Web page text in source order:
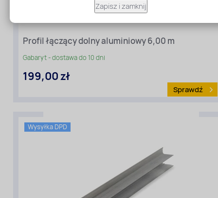
Zapisz i zamknij
Profil łączący dolny aluminiowy 6,00 m
Gabaryt - dostawa do 10 dni
199,00 zł
Sprawdź
Rodzaj
Wysyłka DPD